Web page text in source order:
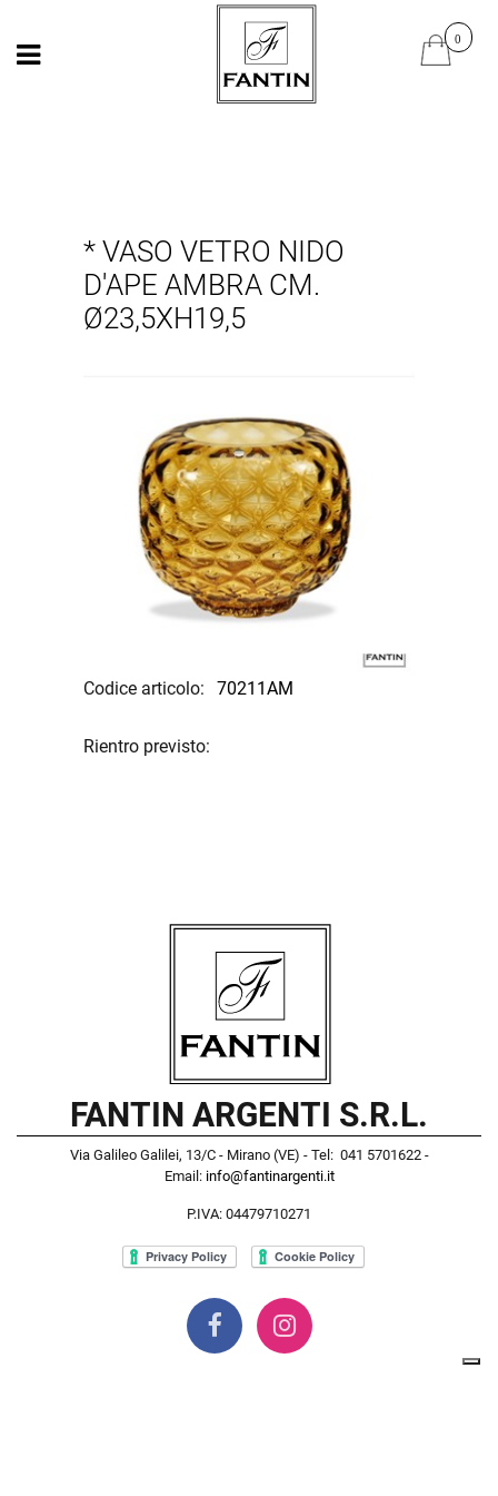
Open Open
* VASO VETRO NIDO
D'APE AMBRA CM.
Ø23,5XH19,5
Codice articolo: 70211AM
Rientro previsto:
FANTIN ARGENTI S.R.L.
Via Galileo Galilei, 13/C - Mirano (VE) - Tel: 041 5701622 -
Email: info@fantinargenti.it
P.IVA: 04479710271